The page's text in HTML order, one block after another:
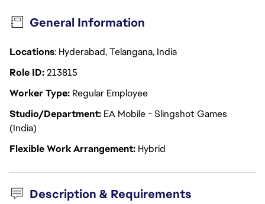
General Information
Locations: Hyderabad, Telangana, India
Role ID213815
Worker Type Regular Employee
Studio/Department EA Mobile - Slingshot Games
(India)
Flexible Work Arrangement Hybrid
Description & Requirements